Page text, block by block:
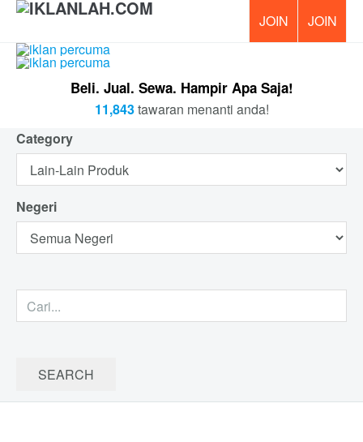
Beli. Jual. Sewa. Hampir Apa Saja!
11,843tawaran menanti anda!
Category
Negeri